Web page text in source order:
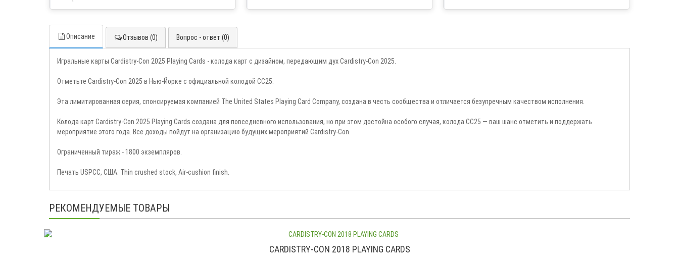
Описание Отзывов (0) Вопрос - ответ (0)
Игральные карты Cardistry-Con 2025 Playing Cards - колода карт с дизайном, передающим дух Cardistry-Con 2025.
Отметьте Cardistry-Con 2025 в Нью-Йорке с официальной колодой CC25.
Эта лимитированная серия, спонсируемая компанией The United States Playing Card Company, создана в честь сообщества и отличается безупречным качеством исполнения.
Колода карт Cardistry-Con 2025 Playing Cards создана для повседневного использования, но при этом достойна особого случая, колода CC25 — ваш шанс отметить и поддержать
мероприятие этого года. Все доходы пойдут на организацию будущих мероприятий Cardistry-Con.
Ограниченный тираж - 1800 экземпляров.
Печать USPCC, США. Thin crushed stock, Air-cushion finish.
РЕКОМЕНДУЕМЫЕ ТОВАРЫ
CARDISTRY-CON 2018 PLAYING CARDS